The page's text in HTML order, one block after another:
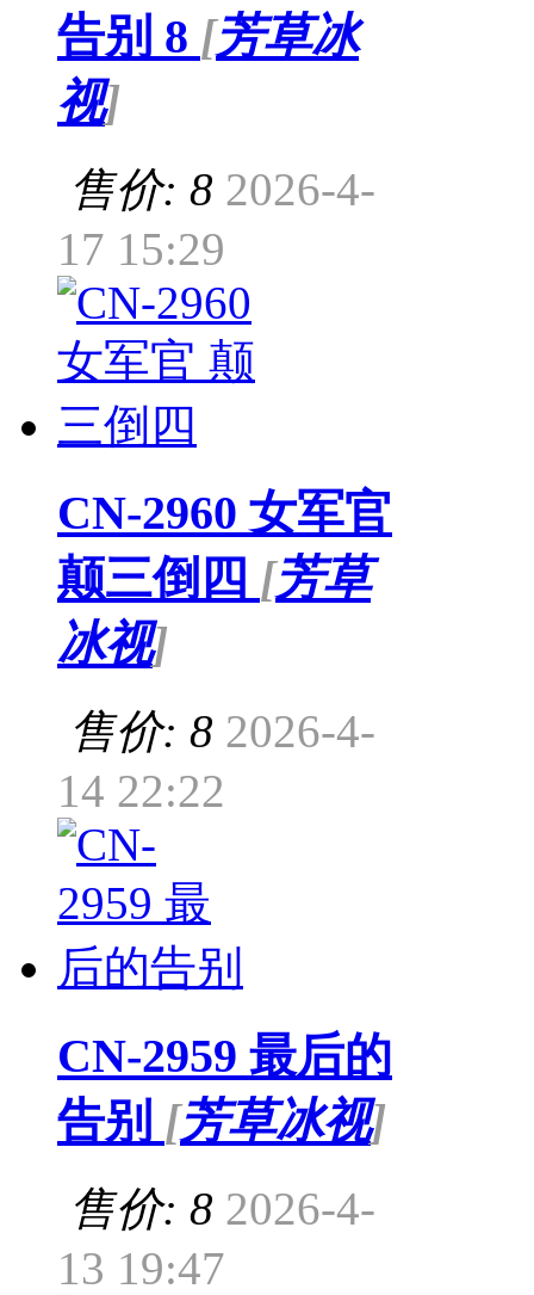
告别 8 [芳草冰
视]
售价: 8 2026-4-
17 15:29
CN-2960 女军官
颠三倒四 [芳草
冰视]
售价: 8 2026-4-
14 22:22
CN-2959 最后的
告别 [芳草冰视]
售价: 8 2026-4-
13 19:47